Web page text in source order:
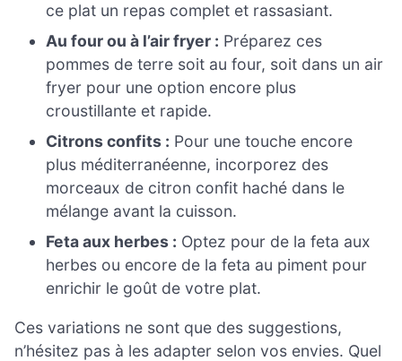
ce plat un repas complet et rassasiant.
Au four ou à l’air fryer : Préparez ces
pommes de terre soit au four, soit dans un air
fryer pour une option encore plus
croustillante et rapide.
Citrons confits : Pour une touche encore
plus méditerranéenne, incorporez des
morceaux de citron confit haché dans le
mélange avant la cuisson.
Feta aux herbes : Optez pour de la feta aux
herbes ou encore de la feta au piment pour
enrichir le goût de votre plat.
Ces variations ne sont que des suggestions,
n’hésitez pas à les adapter selon vos envies. Quel